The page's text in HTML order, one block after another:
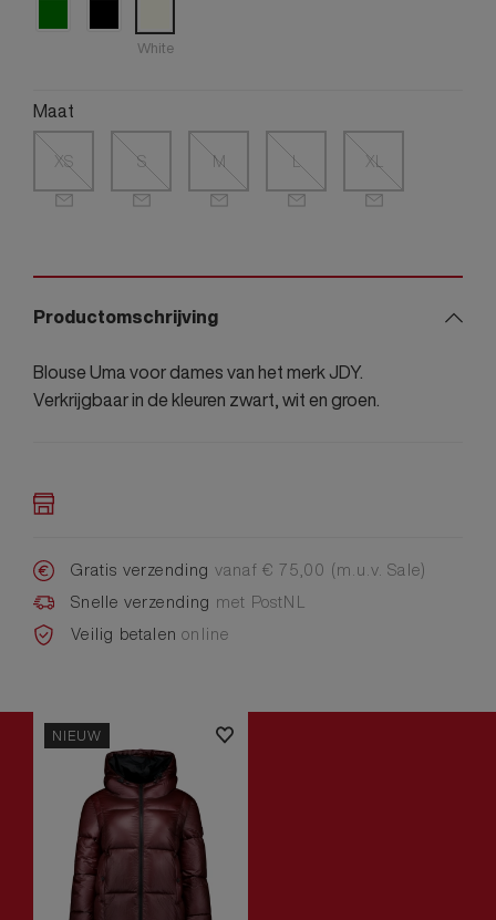
White
Maat
XS S M L XL
Productomschrijving
Blouse Uma voor dames van het merk JDY.
Verkrijgbaar in de kleuren zwart, wit en groen.
Gratis verzending vanaf € 75,00 (m.u.v. Sale)
Snelle verzending met PostNL
Veilig betalenonline
NIEUW